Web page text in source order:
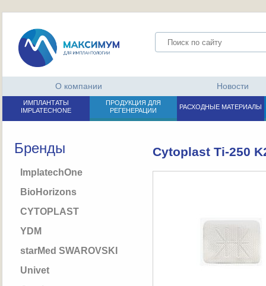
О компании Новости
ИМПЛАНТАТЫ
IMPLATECHONE
ПРОДУКЦИЯ ДЛЯ
РЕГЕНЕРАЦИИ
РАСХОДНЫЕ МАТЕРИАЛЫ
Бренды
ImplatechOne
BioHorizons
CYTOPLAST
YDM
starMed SWAROVSKI
Univet
Cytoplast Ti-250